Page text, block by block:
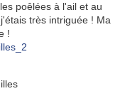
poêlées à l'ail et au
très intriguée ! Ma
!